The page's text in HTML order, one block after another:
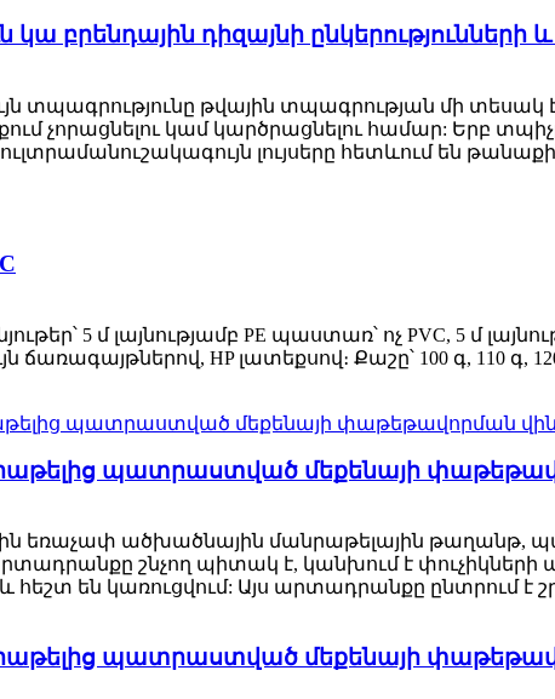
կա բրենդային դիզայնի ընկերությունների
տպագրությունը թվային տպագրության մի տեսակ
չորացնելու կամ կարծրացնելու համար: Երբ
լույսերը հետևում են
5 մ լայնությամբ PE պաստառ՝ ոչ PVC, 5 մ
ճառագայթներով, HP լատեքսով։ Քաշը՝ 100 գ, 110 գ,
պատրաստված մեքենայի
եռաչափ ածխածնային մանրաթելային թաղանթ,
շնչող պիտակ է, կանխում է փուչիկների
և հեշտ են կառուցվում: Այս արտադրանքը ընտրում
պատրաստված մեքենայի